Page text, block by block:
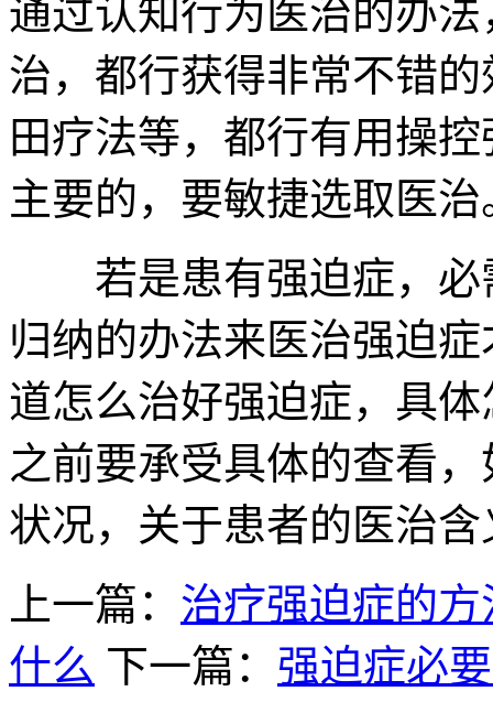
通过认知行为医治的办
治，都行获得非常不错
田疗法等，都行有用操
主要的，要敏捷选取医治
若是患有强迫症，必
归纳的办法来医治强迫
道怎么治好强迫症，具
之前要承受具体的查看
状况，关于患者的医治
上一篇： 治疗强迫症的
什么 下一篇： 强迫症必